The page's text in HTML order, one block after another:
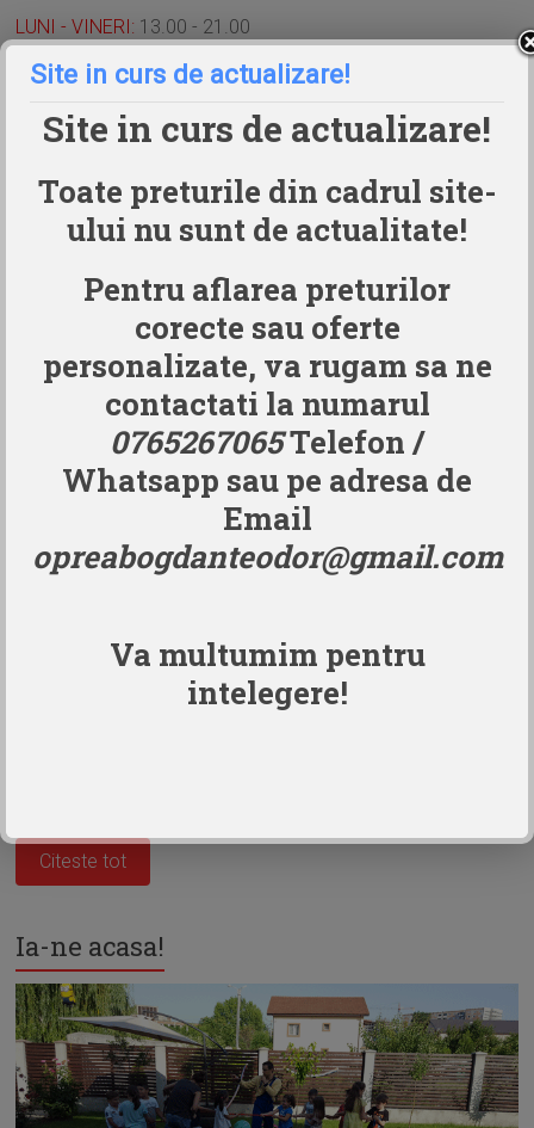
LUNI - VINERI: 13.00 - 21.00
SAMBATA si DUMINICA:10.00 - 21.00
La CLUB HAOS programul se poate prelungi, la cererea
clientului, in functie de disponibilitatea clubului.
Ex: Petrecere MAJORAT: 22.00-05.00)
Animatorii Dumbolino
Inchiriere Animator: 250 RON / ORA pentru evenimentele
organizate in locatiile noastre: Dumbolino Militari, Dumbolino
Citeste tot
Ia-ne acasa!
Site in curs de actualizare!
Site in curs de actualizare!
Toate preturile din cadrul site-
ului nu sunt de actualitate!
Pentru aflarea preturilor
corecte sau oferte
personalizate, va rugam sa ne
contactati la numarul
0765267065Telefon /
Whatsapp sau pe adresa de
Email
opreabogdanteodor@gmail.com
Va multumim pentru
intelegere!